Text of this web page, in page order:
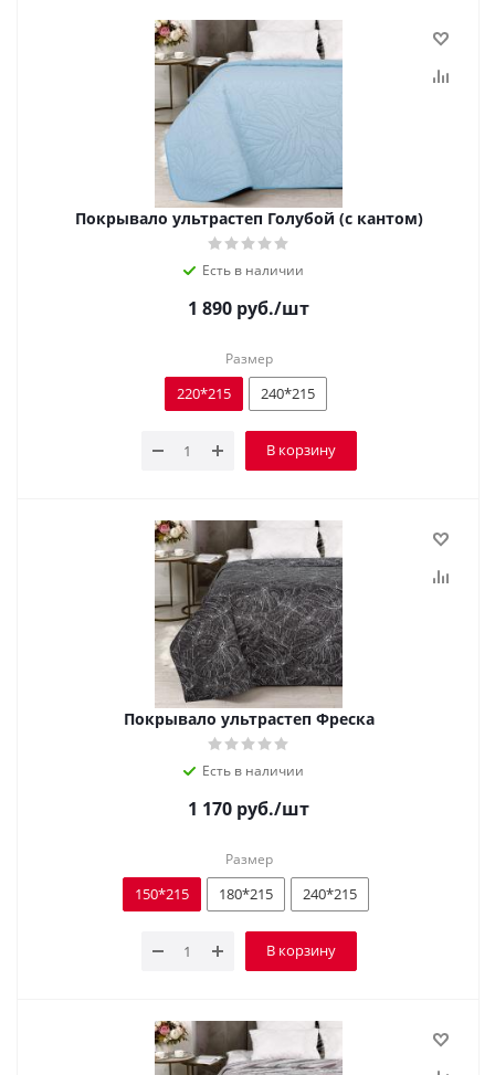
Покрывало ультрастеп Голубой (с кантом)
Есть в наличии
1 890 руб./шт
Размер
220*215 240*215
В корзину
Покрывало ультрастеп Фреска
Есть в наличии
1 170 руб./шт
Размер
150*215 180*215 240*215
В корзину